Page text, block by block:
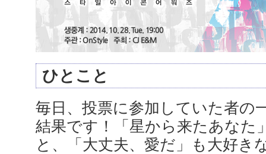
ひとこと
毎日、投票に参加していた者の
結果です！「星から来たあなた
と、「大丈夫、愛だ」も大好き